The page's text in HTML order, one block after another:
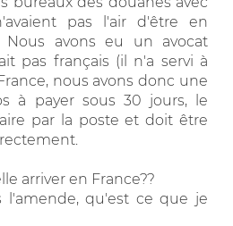
pas l'air d'être en
Nous avons eu un avocat
pas français (il n'a servi à
nous avons donc une
à payer sous 30 jours, le
par la poste et doit être
arriver en France??
l'amende, qu'est ce que je